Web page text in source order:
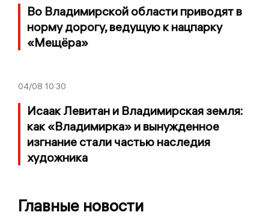
Во Владимирской области приводят в
норму дорогу, ведущую к нацпарку
«Мещёра»
04/08 10:30
Исаак Левитан и Владимирская земля:
как «Владимирка» и вынужденное
изгнание стали частью наследия
художника
Главные новости